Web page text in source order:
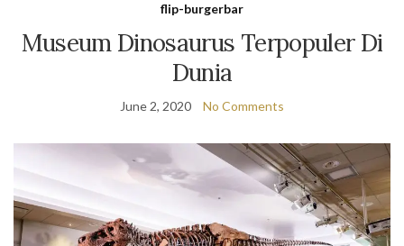
flip-burgerbar
Museum Dinosaurus Terpopuler Di
Dunia
June 2, 2020 No Comments